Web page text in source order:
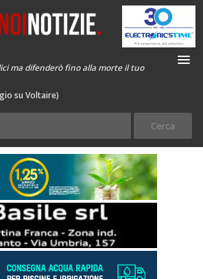
ma difenderò fino alla morte il tuo
su Voltaire)